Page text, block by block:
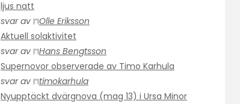
ljus natt
svar av
Olle Eriksson
Aktuell solaktivitet
svar av
Hans Bengtsson
Supernovor observerade av Timo Karhula
svar av
timokarhula
Nyupptäckt dvärgnova (mag 13) i Ursa Minor